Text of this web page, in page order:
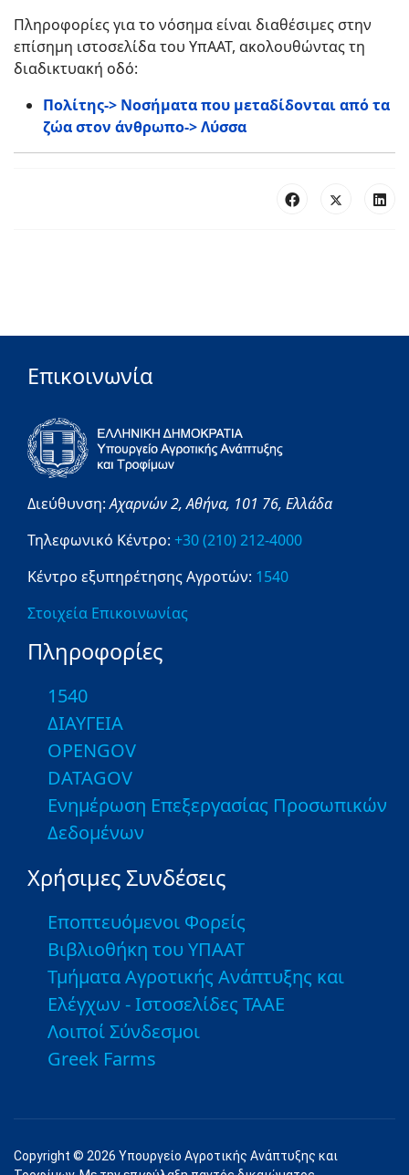
Πληροφορίες για το νόσημα είναι διαθέσιμες στην
επίσημη ιστοσελίδα του ΥπΑΑΤ, ακολουθώντας τη
διαδικτυακή οδό:
Πολίτης-> Νοσήματα που μεταδίδονται από τα
ζώα στον άνθρωπο-> Λύσσα
Επικοινωνία
Διεύθυνση:Αχαρνών 2,Αθήνα, 101 76, Ελλάδα
Τηλεφωνικό Κέντρο: +30 (210) 212-4000
Κέντρο εξυπηρέτησης Αγροτών: 1540
Στοιχεία Επικοινωνίας
Πληροφορίες
1540
ΔΙΑΥΓΕΙΑ
OPENGOV
DATAGOV
Ενημέρωση Επεξεργασίας Προσωπικών
Δεδομένων
Χρήσιμες Συνδέσεις
Εποπτευόμενοι Φορείς
Βιβλιοθήκη του ΥΠΑΑΤ
Τμήματα Αγροτικής Ανάπτυξης και
Ελέγχων - Ιστοσελίδες ΤΑΑΕ
Λοιποί Σύνδεσμοι
Greek Farms
Copyright © 2026 Υπουργείο Αγροτικής Ανάπτυξης και